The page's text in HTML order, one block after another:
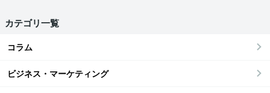
カテゴリ一覧
コラム
ビジネス・マーケティング